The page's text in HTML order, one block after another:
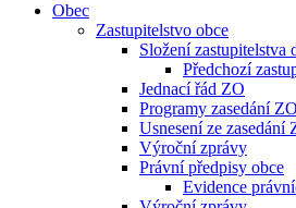
Obec
Zastupitelstvo obce
Složení zastupitelstva
Předchozí
Jednací řád ZO
Programy zasedání ZO
Usnesení ze zasedání
Výroční zprávy
Právní předpisy obce
Evidence